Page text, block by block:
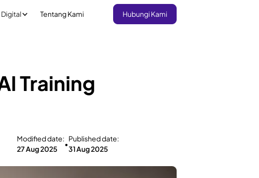
Tentang Kami Hubungi Kami
Training
Modified date:
27 Aug 2025
•
Published date:
31 Aug 2025